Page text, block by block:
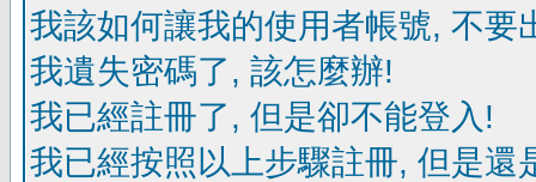
我該如何讓我的使用者帳號, 不要
我遺失密碼了, 該怎麼辦!
我已經註冊了, 但是卻不能登入!
我已經按照以上步驟註冊, 但是還